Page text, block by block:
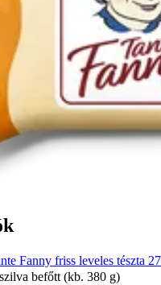
Fanny friss leveles tészta
szilva befőtt (kb. 380 g)